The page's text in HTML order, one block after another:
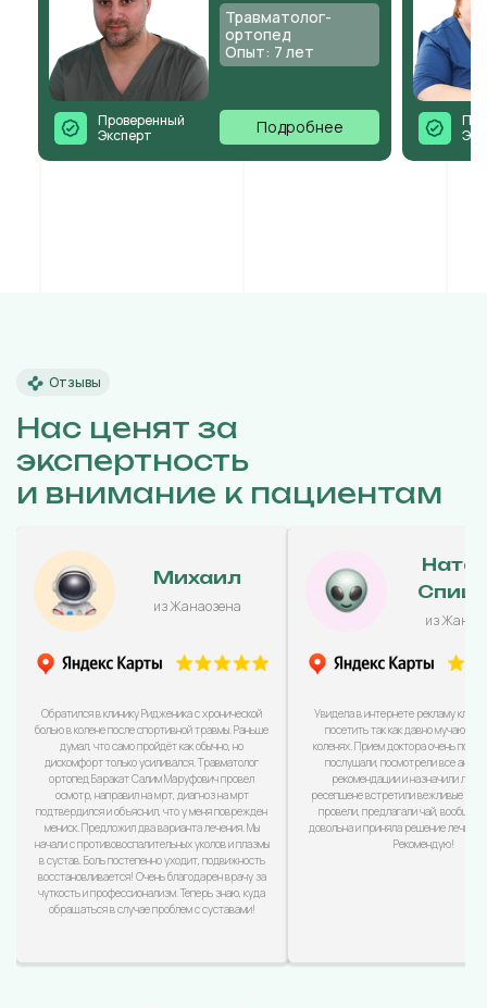
Проверенный
Эксперт
Травматолог-
ортопед
Опыт: 7 лет
Подробнее
Отзывы
Нас ценят за
экспертность
и внимание к пациентам
Михаил
из Жанаозена
Обратился в клинику Ридженика с хронической
болью в колене после спортивной травмы. Раньше
думал, что само пройдёт как обычно, но
дискомфорт только усиливался. Травматолог
ортопед Баракат Салим Маруфович провел
осмотр, направил на мрт, диагноз на мрт
подтвердился и объяснил, что у меня поврежден
мениск. Предложил два варианта лечения. Мы
начали с противовоспалительных уколов и плазмы
в сустав. Боль постепенно уходит, подвижность
восстановливается! Очень благодарен врачу за
чуткость и профессионализм. Теперь знаю, куда
обращаться в случае проблем с суставами!
из
Увидела в интернете рекламу
посетить так как давно мучаюсь
коленях. Прием доктора очень
послушали, посмотрели все
рекомендации и назначили
ресепшене встретили вежливые
провели, предлагали чай, вообщем
довольна и приняла решение
Рекомендую!